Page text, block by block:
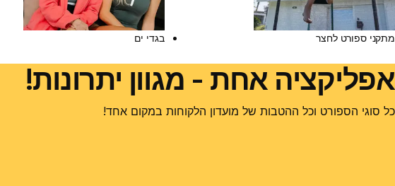
מתקני ספורט לחצר בגדי ים
אפליקציה אחת - מגוון יתרונות!
כל סוגי הספורט וכל ההטבות של מועדון הלקוחות במקום אחד!